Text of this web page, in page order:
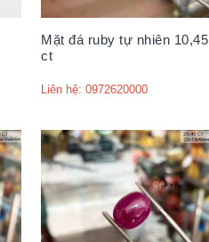
Mặt đá ruby tự nhiên 10,45
ct
Liên hệ: 0972620000